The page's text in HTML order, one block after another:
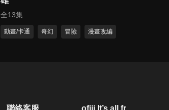
全13集
動畫/卡通 奇幻 冒險 漫畫改編
聯絡客服